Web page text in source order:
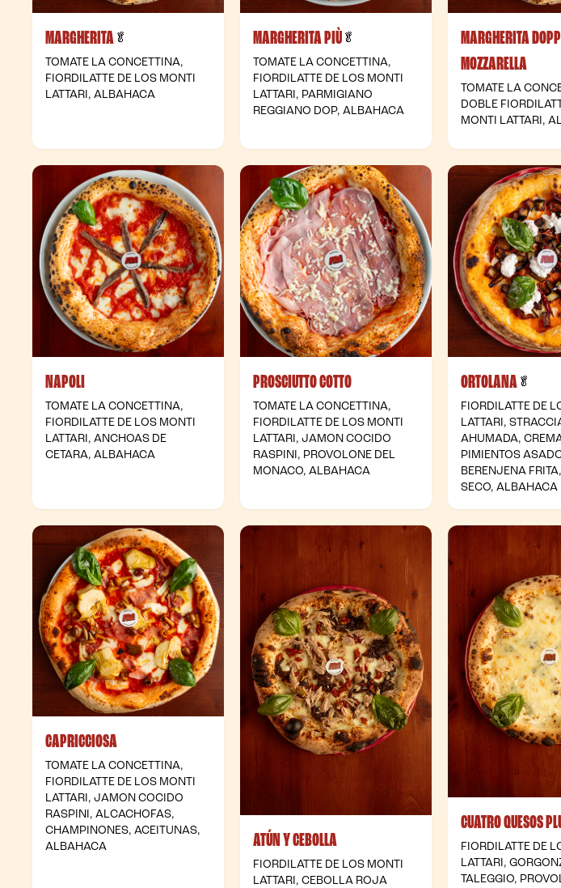
MARGHERITA 🥬
TOMATE LA CONCETTINA,
FIORDILATTE DE LOS MONTI
LATTARI, ALBAHACA
MARGHERITA PIÙ🥬
TOMATE LA CONCETTINA,
FIORDILATTE DE LOS MONTI
LATTARI, PARMIGIANO
REGGIANO DOP, ALBAHACA
MARGHERITA
MOZZARELLA
TOMATE LA
DOBLE
MONTI LATTARI,
NAPOLI
TOMATE LA CONCETTINA,
FIORDILATTE DE LOS MONTI
LATTARI, ANCHOAS DE
CETARA, ALBAHACA
PROSCIUTTO COTTO
TOMATE LA CONCETTINA,
FIORDILATTE DE LOS MONTI
LATTARI, JAMON COCIDO
RASPINI, PROVOLONE DEL
MONACO, ALBAHACA
ORTOLANA🥬
FIORDILATTE DE
LATTARI,
AHUMADA,
PIMIENTOS
BERENJENA
SECO, ALBAHACA
CAPRICCIOSA
TOMATE LA CONCETTINA,
FIORDILATTE DE LOS MONTI
LATTARI, JAMON COCIDO
RASPINI, ALCACHOFAS,
CHAMPINONES, ACEITUNAS,
ALBAHACA
ATÚN Y CEBOLLA
FIORDILATTE DE LOS MONTI
LATTARI, CEBOLLA ROJA
CUATRO QUESOS
FIORDILATTE DE
LATTARI,
TALEGGIO,